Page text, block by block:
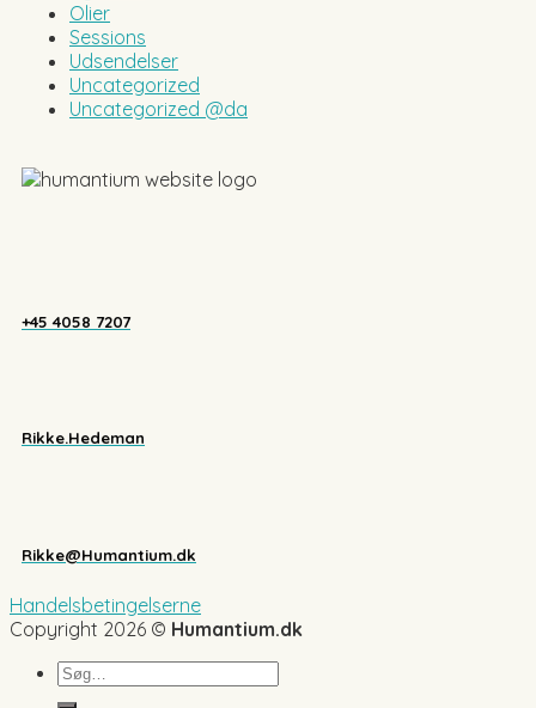
Olier
Sessions
Udsendelser
Uncategorized
Uncategorized @da
+45 4058 7207
Rikke.Hedeman
Rikke@Humantium.dk
Handelsbetingelserne
Copyright 2026 © Humantium.dk
Søg
efter: